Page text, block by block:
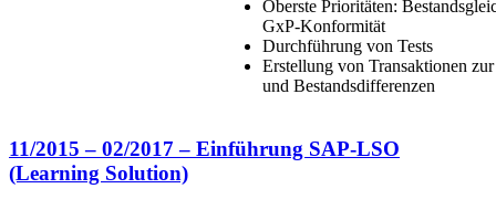
Oberste Prioritäten:
GxP-Konformität
Durchführung von Tests
Erstellung von Transaktionen
und Bestandsdifferenzen
11/2015 – 02/2017 – Einführung SAP-LSO
(Learning Solution)